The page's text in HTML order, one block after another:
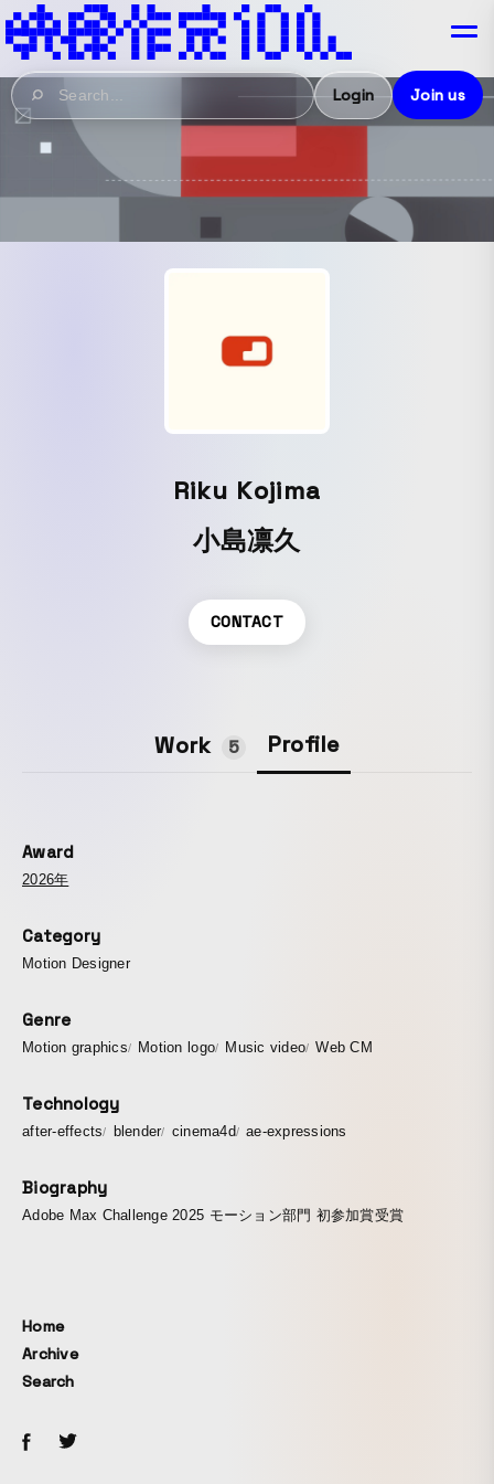
Login Join us
Riku Kojima
小島凛久
CONTACT
Work 5 Profile
Award
2026年
Category
Motion Designer
Genre
Motion graphics Motion logo Music video Web CM
Technology
after-effects blender cinema4d ae-expressions
Biography
Adobe Max Challenge 2025 モーション部門 初参加賞受賞
Home
Archive
Search